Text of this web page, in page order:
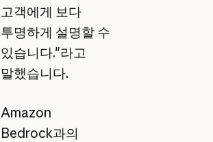
고객에게 보다
투명하게 설명할 수
있습니다."라고
말했습니다.
Amazon
Bedrock과의